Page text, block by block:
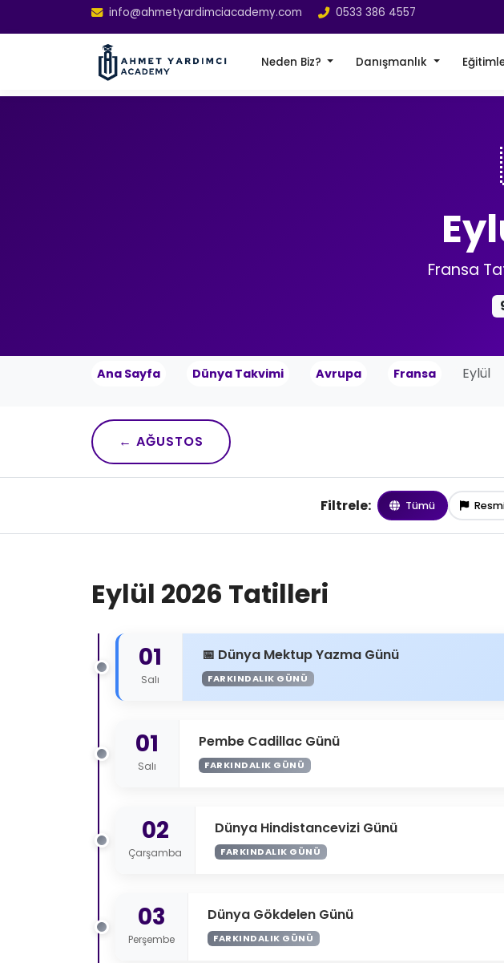
info@ahmetyardimciacademy.com 0533 386 4557
Neden Biz? Danışmanlık
Fransa
Ana Sayfa Dünya Takvimi Avrupa Fransa Eylül
← AĞUSTOS
Filtrele: Tümü
Eylül 2026 Tatilleri
01
Salı
Dünya Mektup Yazma Günü
FARKINDALIK GÜNÜ
01
Salı
Pembe Cadillac Günü
FARKINDALIK GÜNÜ
02
Çarşamba
Dünya Hindistancevizi Günü
FARKINDALIK GÜNÜ
03
Perşembe
Dünya Gökdelen Günü
FARKINDALIK GÜNÜ